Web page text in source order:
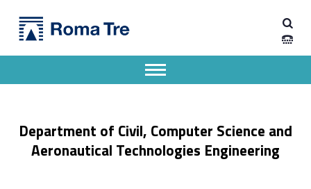
Discovery ABB Smart Building - March 2026 - Dipartimento di Ingegneria Civile, Informatica e delle Tecnologie Aeronautiche
Department of Civil, Computer Science and
Aeronautical Technologies Engineering
Apri il menu secondario
Header info sidebar